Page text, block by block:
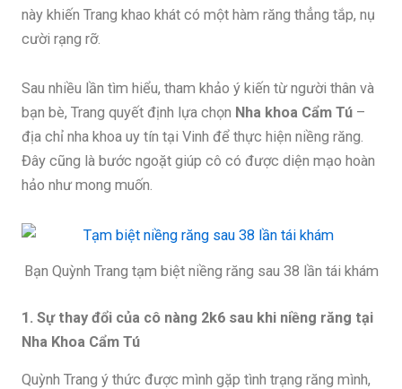
này khiến Trang khao khát có một hàm răng thẳng tắp, nụ
cười rạng rỡ.
Sau nhiều lần tìm hiểu, tham khảo ý kiến từ người thân và
bạn bè, Trang quyết định lựa chọn Nha khoa Cẩm Tú –
địa chỉ nha khoa uy tín tại Vinh để thực hiện niềng răng.
Đây cũng là bước ngoặt giúp cô có được diện mạo hoàn
hảo như mong muốn.
Bạn Quỳnh Trang tạm biệt niềng răng sau 38 lần tái khám
1. Sự thay đổi của cô nàng 2k6 sau khi niềng răng tại
Nha Khoa Cẩm Tú
Quỳnh Trang ý thức được mình gặp tình trạng răng mình,